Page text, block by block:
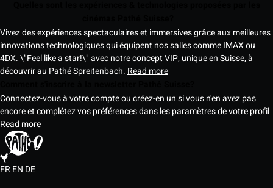
Vivez des expériences spectaculaires et immersives grâce aux meilleures
innovations technologiques qui équipent nos salles comme IMAX ou
4DX. \"Feel like a star!\" avec notre concept VIP, unique en Suisse, à
découvrir au Pathé Spreitenbach. Read more
Connectez-vous à votre compte ou créez-en un si vous n'en avez pas
encore et complétez vos préférences dans les paramètres de votre profil
Read more
FREN DE